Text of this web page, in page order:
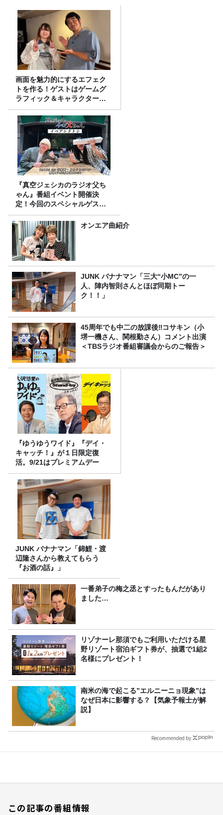
画面を魅力的にするエフェク
トを作る！ゲストはゲームグ
ラフィック＆キャラクター専
攻の遠藤里桜さん！
『真空ジェシカのラジオ父ち
ゃん』番組イベント開催決
定！今回のスペシャルゲスト
は、タカアンドトシ！
オンエア曲紹介
JUNK バナナマン「三大“小MC”の一
人、陣内智則さんとほぼ同期トー
ク！！」
45周年でも中二の放課後‼コサキン（小
堺一機さん、関根勤さん）コメント出演
＜TBSラジオ番組審議会からのご報告＞
『ゆうゆうワイド』『デイ・
キャッチ！』が１日限定復
活。9/21はプレミアムデー
JUNK バナナマン「錦鯉・渡
辺隆さんから教えてもらう
『お酒の話』」
一番弟子の梅之丞とすったもんだがあり
ました…
リゾナーレ那須でもご利用いただける星
野リゾート宿泊ギフト券が、抽選で1組2
名様にプレゼント！
南米の海で起こる”エルニーニョ現象”は
なぜ日本に影響する？【気象予報士が解
説】
Recommended by
この記事の番組情報